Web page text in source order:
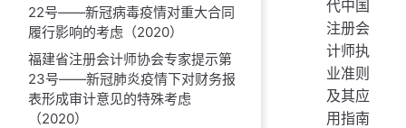
22号——新冠病毒疫情对重大合同
履行影响的考虑（2020）
福建省注册会计师协会专家提示第
23号——新冠肺炎疫情下对财务报
表形成审计意见的特殊考虑
（2020）
代中国
注册会
计师执
业准则
及其应
用指南